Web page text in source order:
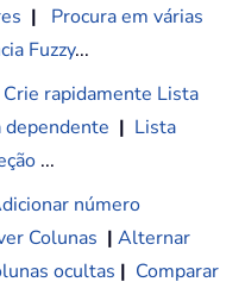
|
Procura em várias
Fuzzy...
Crie rapidamente Lista
dependente | Lista
...
número
Colunas | Alternar
ocultas | Comparar